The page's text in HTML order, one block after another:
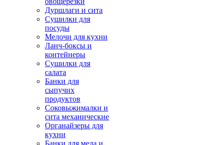
Дуршлаги и сита
Сушилки для
посуды
Мелочи для кухни
Ланч-боксы и
контейнеры
Сушилки для
салата
Банки для
сыпучих
продуктов
Соковыжималки и
сита механические
Органайзеры для
кухни
Банки для меда и